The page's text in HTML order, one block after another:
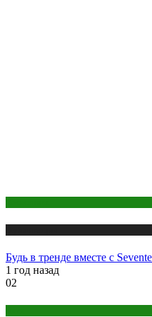
Будь в тренде вместе с
1 год назад
02